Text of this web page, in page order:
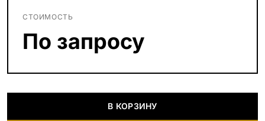
СТОИМОСТЬ
По запросу
В КОРЗИНУ